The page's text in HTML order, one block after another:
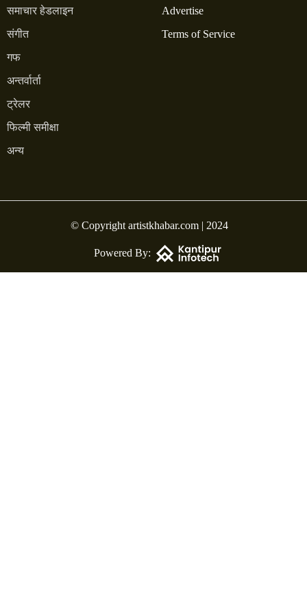
समाचार हेडलाइन
संगीत
गफ
अन्तर्वार्ता
ट्रेलर
फिल्मी समीक्षा
अन्य
Advertise
Terms of Service
© Copyright artistkhabar.com | 2024
Powered By: